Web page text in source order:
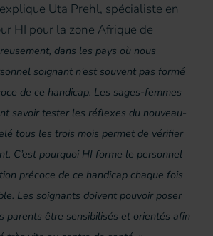
explique Uta Prehl, spécialiste en
HI pour la zone Afrique de
dans les pays où nous
soignant n’est souvent pas formé
de ce handicap. Les sages-femmes
savoir tester les réflexes du nouveau-
tous les trois mois permet de vérifier
C’est pourquoi HI forme le personnel
précoce de ce handicap chaque fois
Les soignants doivent pouvoir poser
parents être sensibilisés et orientés afin